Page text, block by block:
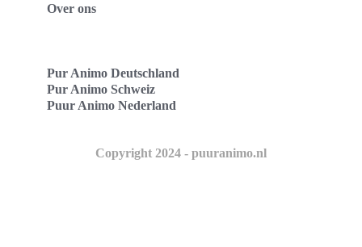
Over ons
Pur Animo Deutschland
Pur Animo Schweiz
Puur Animo Nederland
Copyright 2024 - puuranimo.nl